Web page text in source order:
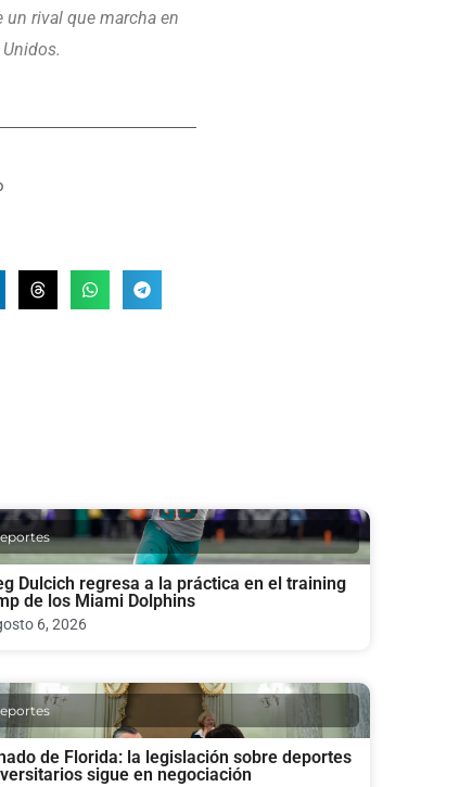
rival que marcha en
Dulcich regresa a la práctica en el training
de los Miami Dolphins
6, 2026
de Florida: la legislación sobre deportes
sigue en negociación